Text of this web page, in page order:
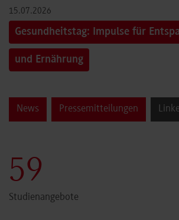
15.07.2026
Gesundheitstag: Impulse für
und Ernährung
News Pressemitteilungen
59
Studienangebote